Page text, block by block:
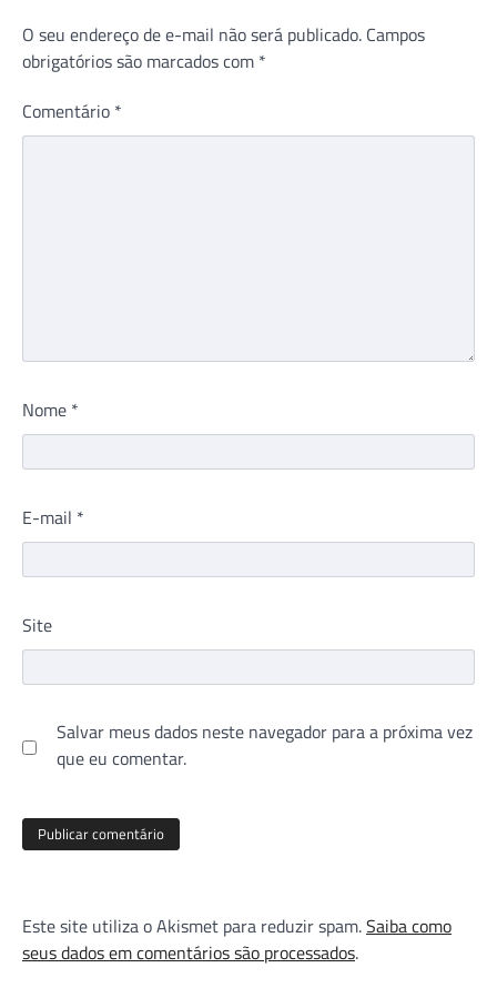
O seu endereço de e-mail não será publicado. Campos
obrigatórios são marcados com *
Comentário *
Nome *
E-mail *
Site
Salvar meus dados neste navegador para a próxima vez
que eu comentar.
Este site utiliza o Akismet para reduzir spam.Saiba como
seus dados em comentários são processados.